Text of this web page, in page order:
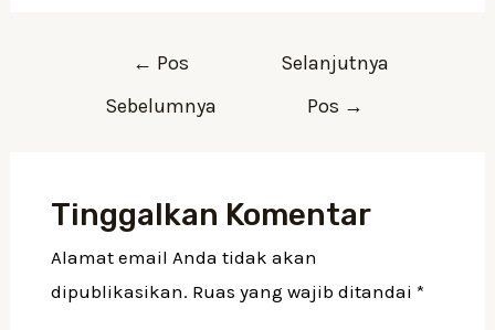
← Pos
Sebelumnya
Selanjutnya
Pos →
Tinggalkan Komentar
Alamat email Anda tidak akan
dipublikasikan. Ruas yang wajib ditandai *